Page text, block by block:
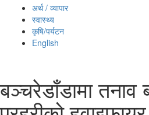
अर्थ / व्यापार
स्वास्थ्य
कृषि/पर्यटन
English
बञ्‍चरेडाँडामा तनाव